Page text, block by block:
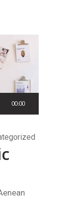
00:00